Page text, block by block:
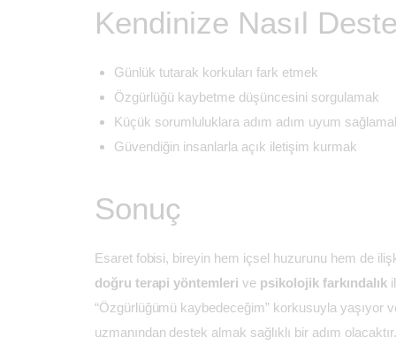
Kendinize Nasıl
Günlük tutarak korkuları fark etmek
Özgürlüğü kaybetme düşüncesini sorgulamak
Küçük sorumluluklara adım adım uyum
Güvendiğin insanlarla açık iletişim kurmak
Sonuç
Esaret fobisi, bireyin hem içsel huzurunu hem de
doğru terapi yöntemleri ve psikolojik farkındalık
“Özgürlüğümü kaybedeceğim” korkusuyla yaşıyor
uzmanından destek almak sağlıklı bir adım